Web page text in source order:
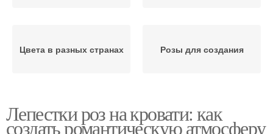
Цвета в разных странах Розы для создания
Лепестки роз на кровати: как
создать романтическую атмосферу